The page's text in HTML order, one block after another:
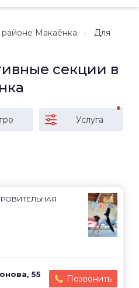
районе Макаёнка
Для
секции в
Услуга
55
Позвонить